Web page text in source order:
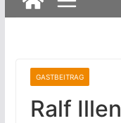
GASTBEITRAG
Ralf